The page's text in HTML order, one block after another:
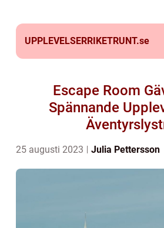
UPPLEVELSERRIKETRUNT.se
Escape Room
Spännande
25 augusti 2023 Julia Pettersson